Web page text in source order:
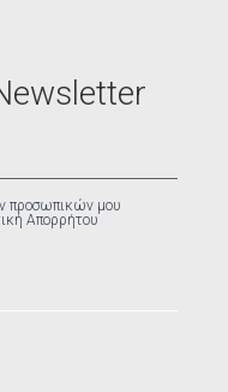
προσωπικών μου
Απορρήτου